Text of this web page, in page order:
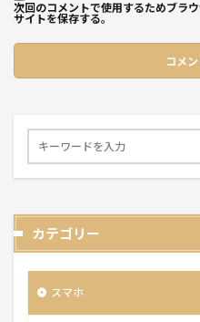
次回のコメントで使用するためブラ
サイトを保存する。
カテゴリー
スマホ